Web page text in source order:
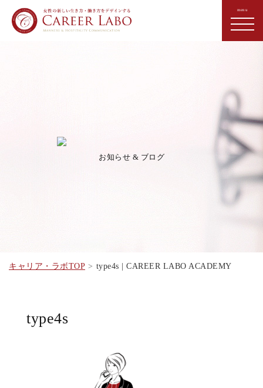
お知らせ & ブログ
キャリア・ラボTOP type4s | CAREER LABO ACADEMY
type4s